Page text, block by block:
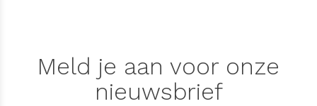
Meld je aan voor onze
nieuwsbrief